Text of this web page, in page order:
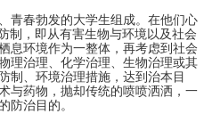
青春勃发的大学生组成。在他们心
制，即从有害生物与环境以及社会
息环境作为一整体，再考虑到社会
理治理、化学治理、生物治理或其
制、环境治理措施，达到治本目
与药物，抛却传统的喷喷洒洒，一
防治目的。